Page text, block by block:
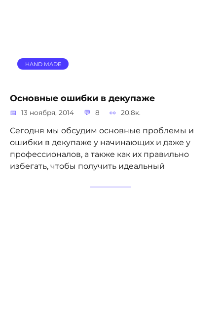
HAND MADE
Основные ошибки в декупаже
13 ноября, 2014 8 20.8к.
Сегодня мы обсудим основные проблемы и
ошибки в декупаже у начинающих и даже у
профессионалов, а также как их правильно
избегать, чтобы получить идеальный